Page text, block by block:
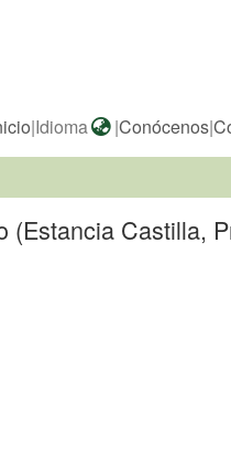
|Idioma |Conócenos|
(Estancia Castilla,